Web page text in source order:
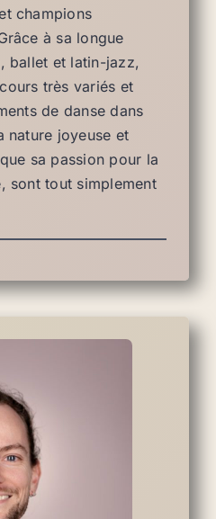
champions
à sa longue
ballet et latin-jazz,
très variés et
de danse dans
nature joyeuse et
sa passion pour la
sont tout simplement